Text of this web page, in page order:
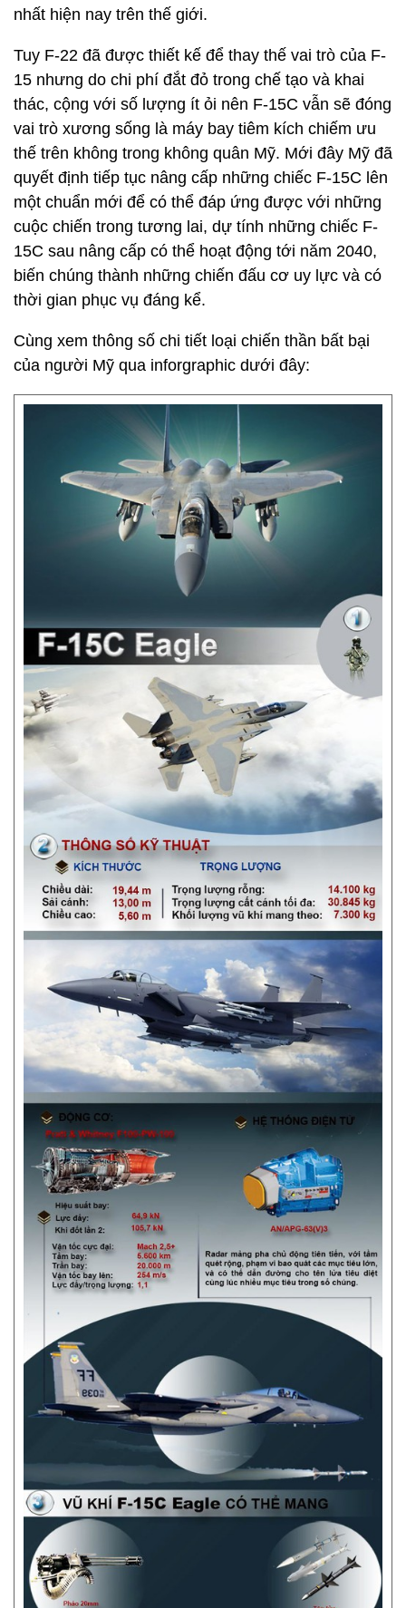
nhất hiện nay trên thế giới.
Tuy F-22 đã được thiết kế để thay thế vai trò của F-
15 nhưng do chi phí đắt đỏ trong chế tạo và khai
thác, cộng với số lượng ít ỏi nên F-15C vẫn sẽ đóng
vai trò xương sống là máy bay tiêm kích chiếm ưu
thế trên không trong không quân Mỹ. Mới đây Mỹ đã
quyết định tiếp tục nâng cấp những chiếc F-15C lên
một chuẩn mới để có thể đáp ứng được với những
cuộc chiến trong tương lai, dự tính những chiếc F-
15C sau nâng cấp có thể hoạt động tới năm 2040,
biến chúng thành những chiến đấu cơ uy lực và có
thời gian phục vụ đáng kể.
Cùng xem thông số chi tiết loại chiến thần bất bại
của người Mỹ qua inforgraphic dưới đây: